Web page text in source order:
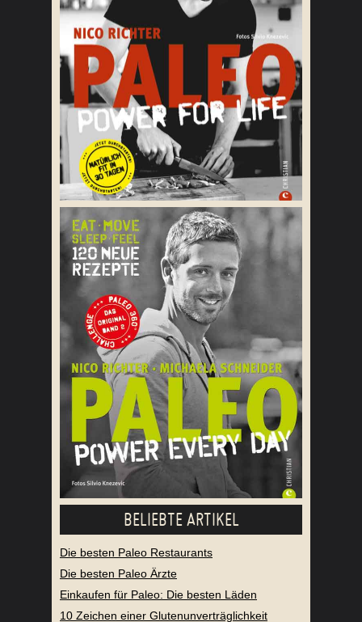
BELIEBTE ARTIKEL
Die besten Paleo Restaurants
Die besten Paleo Ärzte
Einkaufen für Paleo: Die besten Läden
10 Zeichen einer Glutenunverträglichkeit